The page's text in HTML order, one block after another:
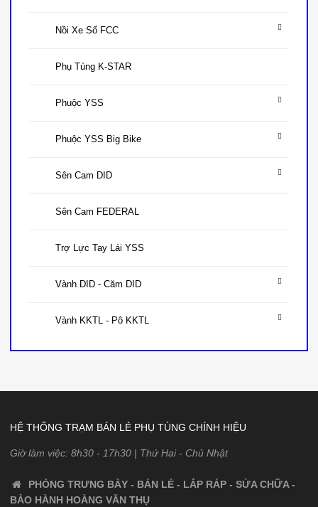
Nồi Xe Số FCC
Phụ Tùng K-STAR
Phuộc YSS
Phuộc YSS Big Bike
Sên Cam DID
Sên Cam FEDERAL
Trợ Lực Tay Lái YSS
Vành DID - Căm DID
Vành KKTL - Pô KKTL
HỆ THỐNG TRẠM BÁN LẺ PHỤ TÙNG CHÍNH HIỆU
Giờ làm việc: 8h30 - 17h30 | Thứ Hai - Chủ Nhật
PHÒNG TRƯNG BÀY - BÁN LẺ - LẮP RÁP - SỬA CHỮA -
BẢO HÀNH HOÀNG VĂN THỤ